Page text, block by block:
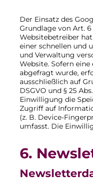
Der Einsatz des
Grundlage von Art. 6
Websitebetreiber
einer schnellen und
und Verwaltung
Website. Sofern
abgefragt wurde,
ausschließlich auf
DSGVO und § 25
Einwilligung die
Zugriff auf
(z. B. Device-
umfasst. Die
6.